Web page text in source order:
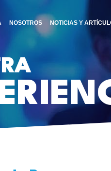
NOSOTROS NOTICIAS Y